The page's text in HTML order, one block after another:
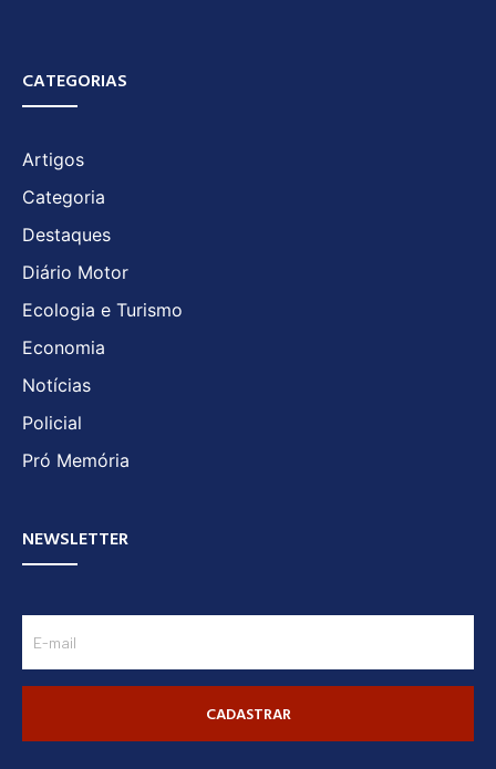
CATEGORIAS
Artigos
Categoria
Destaques
Diário Motor
Ecologia e Turismo
Economia
Notícias
Policial
Pró Memória
NEWSLETTER
CADASTRAR